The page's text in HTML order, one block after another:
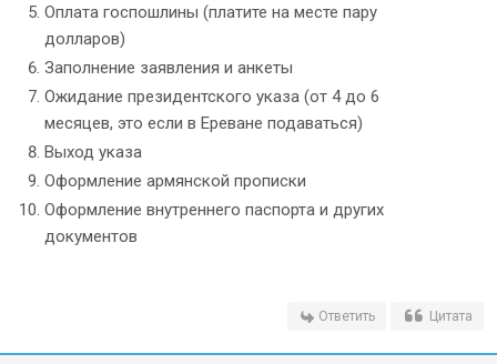
Оплата госпошлины (платите на месте пару
долларов)
Заполнение заявления и анкеты
Ожидание президентского указа (от 4 до 6
месяцев, это если в Ереване подаваться)
Выход указа
Оформление армянской прописки
Оформление внутреннего паспорта и других
документов
Ответить Цитата